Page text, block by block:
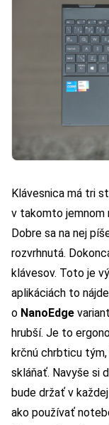
Klávesnica má tri
v takomto jemnom
Dobre sa na nej
rozvrhnutá.
klávesov. Toto je
aplikáciách to
o NanoEdge
hrubší. Je to
krčnú chrbticu
skláňať. Navyše si
bude držať v
ako používať